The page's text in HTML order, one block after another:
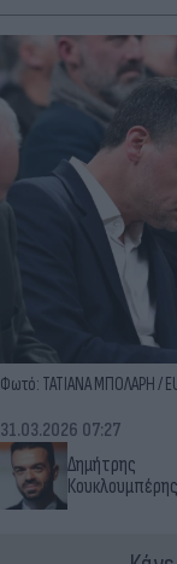
Φωτό: ΤΑΤΙΑΝΑ ΜΠΟΛΑΡΗ /
Δημήτρης
Κουκλουμπέρης
31.03.2026 07:27